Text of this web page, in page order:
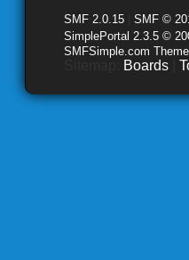
SMF 2.0.15 SMF ©
SimplePortal 2.3.5 ©
SMFSimple.com
Boards